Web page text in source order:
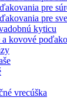
pre
pre
kyticu
a kovové
vrecúška